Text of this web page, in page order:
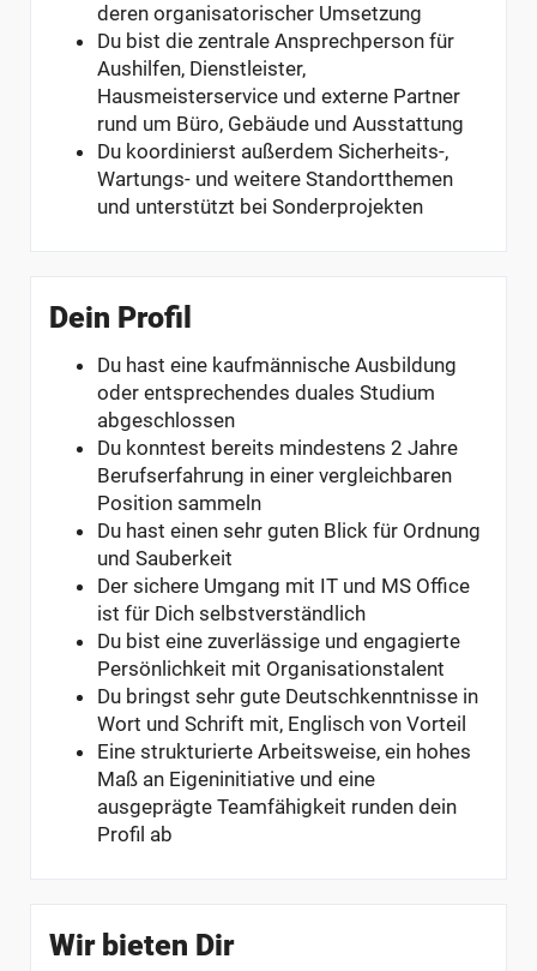
deren organisatorischer Umsetzung
Du bist die zentrale Ansprechperson für
Aushilfen, Dienstleister,
Hausmeisterservice und externe Partner
rund um Büro, Gebäude und Ausstattung
Du koordinierst außerdem Sicherheits-,
Wartungs- und weitere Standortthemen
und unterstützt bei Sonderprojekten
Dein Profil
Du hast eine kaufmännische Ausbildung
oder entsprechendes duales Studium
abgeschlossen
Du konntest bereits mindestens 2 Jahre
Berufserfahrung in einer vergleichbaren
Position sammeln
Du hast einen sehr guten Blick für Ordnung
und Sauberkeit
Der sichere Umgang mit IT und MS Office
ist für Dich selbstverständlich
Du bist eine zuverlässige und engagierte
Persönlichkeit mit Organisationstalent
Du bringst sehr gute Deutschkenntnisse in
Wort und Schrift mit, Englisch von Vorteil
Eine strukturierte Arbeitsweise, ein hohes
Maß an Eigeninitiative und eine
ausgeprägte Teamfähigkeit runden dein
Profil ab
Wir bieten Dir